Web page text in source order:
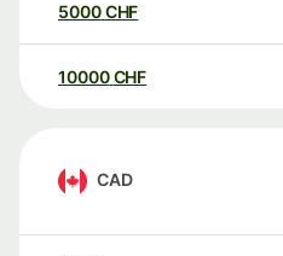
5000CHF
10000 CHF
CAD